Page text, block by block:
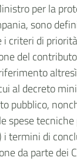
per la
sono
criteri di
del
al decreto
pubblico,
termini di
da parte dei